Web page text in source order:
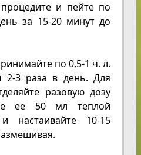
и пейте по
за 15-20 минут до
по 0,5-1 ч. л.
2-3 раза в день. Для
разовую дозу
ее 50 мл теплой
настаивайте 10-15